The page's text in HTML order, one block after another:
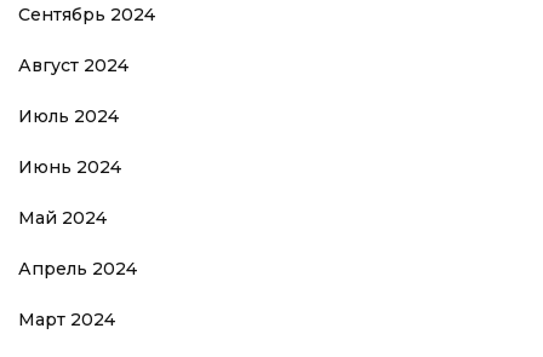
Сентябрь 2024
Август 2024
Июль 2024
Июнь 2024
Май 2024
Апрель 2024
Март 2024